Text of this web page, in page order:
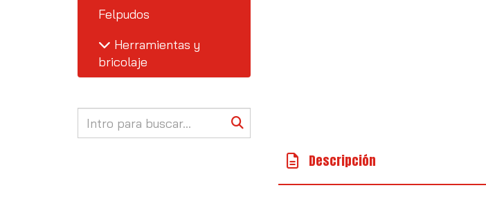
Felpudos
Herramientas y
bricolaje
Descripción